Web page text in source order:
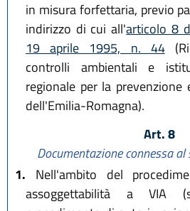
in misura forfettaria, previo
indirizzo di cui all'articolo 8
19 aprile 1995, n. 44
controlli ambientali e
regionale per la prevenzione
dell'Emilia-Romagna).
Art. 8
Documentazione connessa
1. Nell'ambito del
assoggettabilità a VIA